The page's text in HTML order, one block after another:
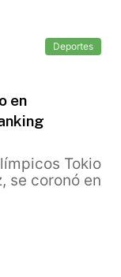
Deportes
en
Tokio
se coronó en